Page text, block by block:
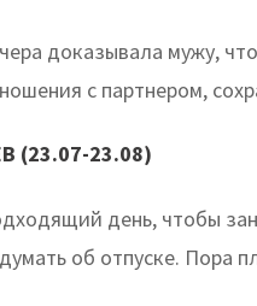
доказывала мужу,
с партнером,
(23.07-23.08)
день, чтобы
об отпуске. Пора